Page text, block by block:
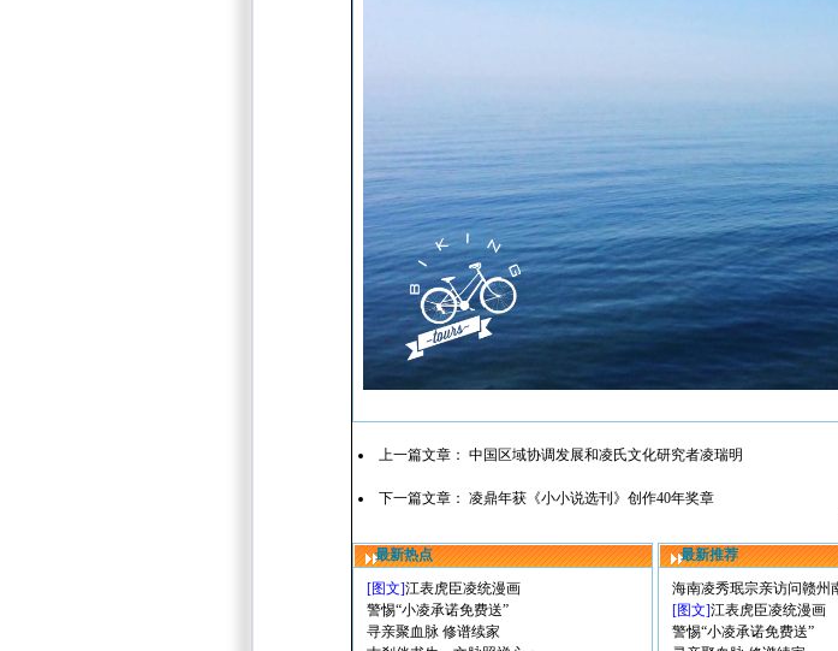
上一篇文章： 中国区域协调发展和凌氏文化研究者凌瑞明
下一篇文章： 凌鼎年获《小小说选刊》创作40年奖章
最新热点 最新推荐
[图文]江表虎臣凌统漫画
警惕“小凌承诺免费送”
寻亲聚血脉 修谱续家
海南凌秀珉宗亲访问赣州
[图文]江表虎臣凌统漫画
警惕“小凌承诺免费送”